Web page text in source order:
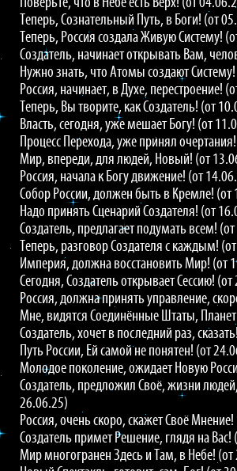
Поверьте, что в Небе есть Верх! (от
Теперь, Сознательный Путь, в Боги! (от
Теперь, Россия создала Живую Систему!
Создатель, начинает открывать Вам,
Нужно знать, что Атомы создают
Россия, начинает, в Духе, перестроение!
Теперь, Вы творите, как Создатель! (от
Власть, сегодня, уже мешает Богу! (от
Процесс Перехода, уже принял
Мир, впереди, для людей, Новый! (от
Россия, начала к Богу движение! (от
Собор России, должен быть в Кремле! (от
Надо принять Сценарий Создателя! (от
Создатель, предлагает подумать всем!
Теперь, разговор Создателя с каждым!
Империя, должна восстановить Мир! (от
Сегодня, Создатель открывает Сессию!
Россия, должна принять управление,
Мне, видятся Соединённые Штаты,
Создатель, хочет в последний раз,
Путь России, Ей самой не понятен! (от
Молодое поколение, ожидает Новую
Создатель, предложил Своё, жизни
26.06.25)
Россия, очень скоро, скажет Своё
Создатель примет Решение, глядя на Вас!
Мир многогранен Здесь и Там, в Небе!